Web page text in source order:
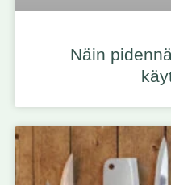
Näin